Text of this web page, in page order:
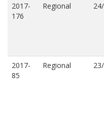
2017-
176
Regional
2017-
85
Regional